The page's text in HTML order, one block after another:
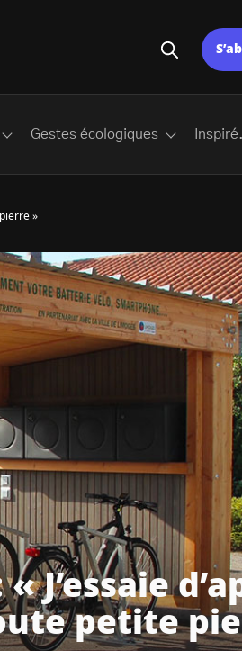
J’essaie
petite
»
Gestes écologiques